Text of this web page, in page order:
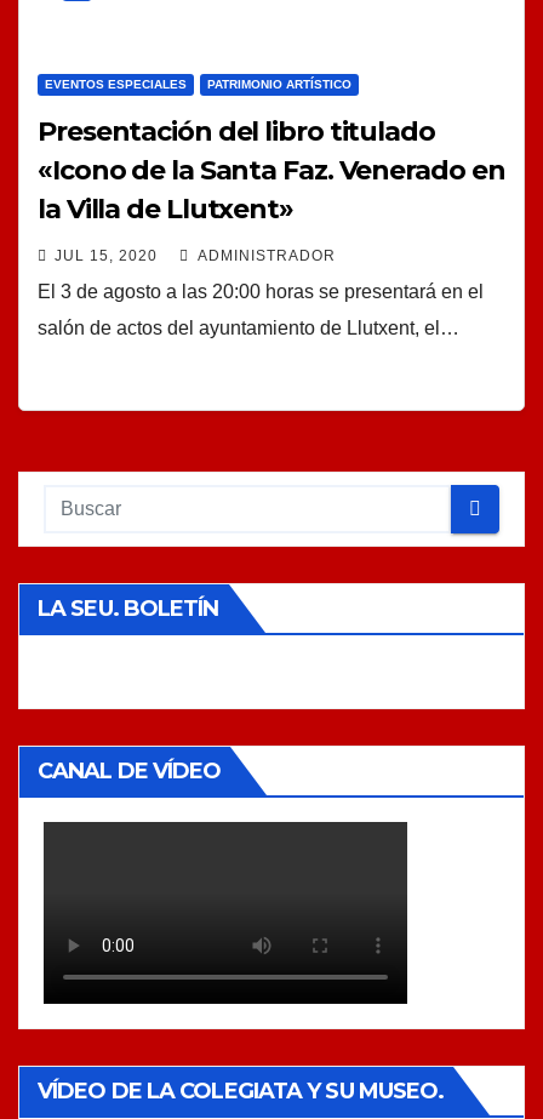
EVENTOS ESPECIALES PATRIMONIO ARTÍSTICO
Presentación del libro titulado
«Icono de la Santa Faz. Venerado en
la Villa de Llutxent»
JUL 15, 2020 ADMINISTRADOR
El 3 de agosto a las 20:00 horas se presentará en el
salón de actos del ayuntamiento de Llutxent, el…
LA SEU. BOLETÍN
CANAL DE VÍDEO
VÍDEO DE LA COLEGIATA Y SU MUSEO.